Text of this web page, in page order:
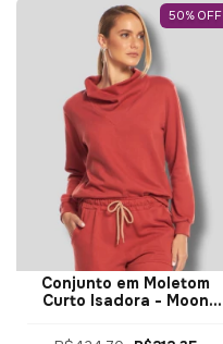
50% OFF
Conjunto em Moletom
Curto Isadora - Moon